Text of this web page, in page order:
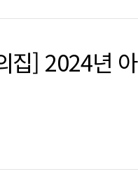
집] 2024년